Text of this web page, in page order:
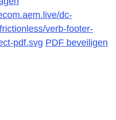
dc-
verb-footer-
pdf.svg PDF beveiligen